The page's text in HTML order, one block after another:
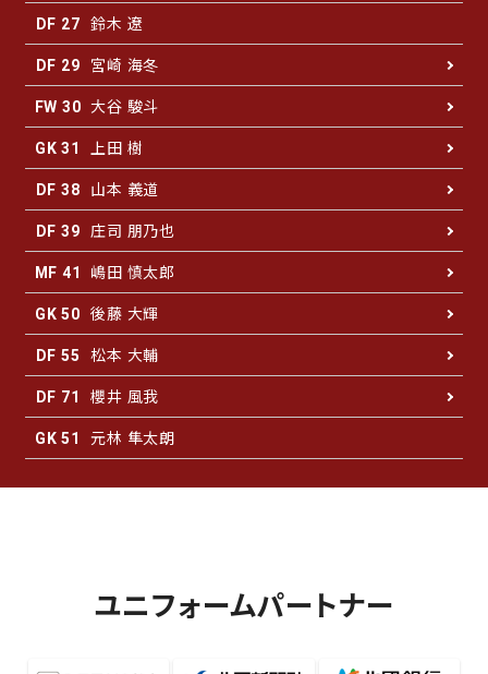
DF 27 鈴木 遼
DF 29 宮崎 海冬
FW 30 大谷 駿斗
GK 31 上田 樹
DF 38 山本 義道
DF 39 庄司 朋乃也
MF 41 嶋田 慎太郎
GK 50 後藤 大輝
DF 55 松本 大輔
DF 71 櫻井 風我
GK 51 元林 隼太朗
ユニフォームパートナー